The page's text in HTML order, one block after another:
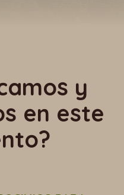
y
en este
?